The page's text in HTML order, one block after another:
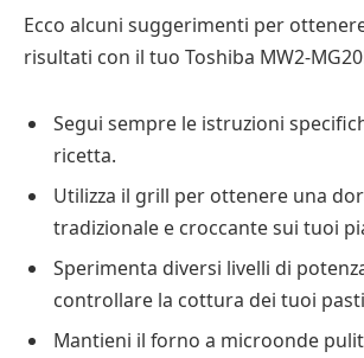
Ecco alcuni suggerimenti per
risultati con il tuo Toshiba MW2-
Segui sempre le istruzioni
ricetta.
Utilizza il grill per ottenere una
tradizionale e croccante sui tuoi
Sperimenta diversi livelli di
controllare la cottura dei tuoi
Mantieni il forno a microonde